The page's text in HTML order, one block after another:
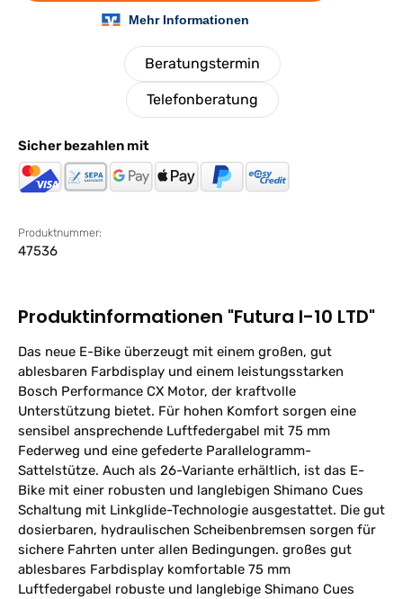
Beratungstermin
Telefonberatung
Sicher bezahlen mit
Produktnummer:
47536
Produktinformationen "Futura I-10 LTD"
Das neue E-Bike überzeugt mit einem großen, gut
ablesbaren Farbdisplay und einem leistungsstarken
Bosch Performance CX Motor, der kraftvolle
Unterstützung bietet. Für hohen Komfort sorgen eine
sensibel ansprechende Luftfedergabel mit 75 mm
Federweg und eine gefederte Parallelogramm-
Sattelstütze. Auch als 26-Variante erhältlich, ist das E-
Bike mit einer robusten und langlebigen Shimano Cues
Schaltung mit Linkglide-Technologie ausgestattet. Die gut
dosierbaren, hydraulischen Scheibenbremsen sorgen für
sichere Fahrten unter allen Bedingungen. großes gut
ablesbares Farbdisplay komfortable 75 mm
Luftfedergabel robuste und langlebige Shimano Cues